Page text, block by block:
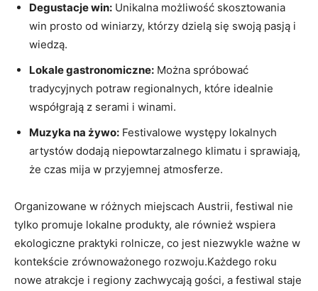
Degustacje win: Unikalna⁤ możliwość skosztowania
win prosto od winiarzy, którzy dzielą się swoją​ pasją i
wiedzą.
Lokale⁤ gastronomiczne: Można spróbować
tradycyjnych ‌potraw regionalnych, które idealnie‌
współgrają z serami i winami.
Muzyka na ⁤żywo: Festivalowe występy lokalnych
artystów dodają ​niepowtarzalnego klimatu i sprawiają,
że czas mija w przyjemnej atmosferze.
Organizowane w różnych​ miejscach Austrii, festiwal​ nie‍
tylko promuje lokalne produkty, ale również wspiera
ekologiczne ⁢praktyki rolnicze, co jest niezwykle ważne w
kontekście zrównoważonego rozwoju.Każdego roku
nowe‍ atrakcje i regiony zachwycają gości, a ⁤festiwal staje